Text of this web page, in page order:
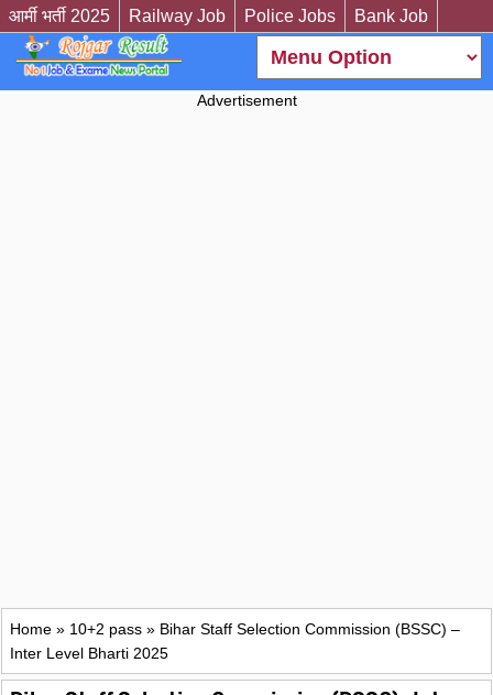
आर्मी भर्ती 2025 Railway Job Police Jobs Bank Job
Advertisement
Home » 10+2 pass » Bihar Staff Selection Commission (BSSC) –
Inter Level Bharti 2025